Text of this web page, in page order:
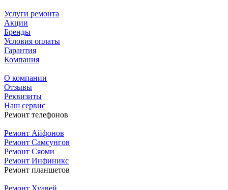
Услуги ремонта
Акции
Бренды
Условия оплаты
Гарантия
Компания
О компании
Отзывы
Реквизиты
Наш сервис
Ремонт телефонов
Ремонт Айфонов
Ремонт Самсунгов
Ремонт Сяоми
Ремонт Инфиникс
Ремонт планшетов
Ремонт Хуавей